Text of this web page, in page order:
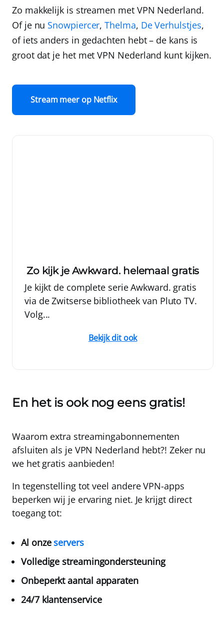
Zo makkelijk is streamen met VPN Nederland.
Of je nu Snowpiercer,Thelma, De Verhulstjes,
of iets anders in gedachten hebt – de kans is
groot dat je het metVPN Nederland kunt kijken.
Stream meer op Netflix
Zo kijk je Awkward. helemaal gratis
Je kijkt de complete serie Awkward. gratis
via de Zwitserse bibliotheek van Pluto TV.
Volg...
Bekijk dit ook
En het is ook nog eens gratis!
Waarom extra streamingabonnementen
afsluiten als je VPN Nederland hebt?! Zeker nu
we het gratis aanbieden!
In tegenstelling tot veel andere VPN-apps
beperken wij je ervaring niet. Je krijgt direct
toegang tot:
Al onzeservers
Volledige streamingondersteuning
Onbeperkt aantal apparaten
24/7 klantenservice